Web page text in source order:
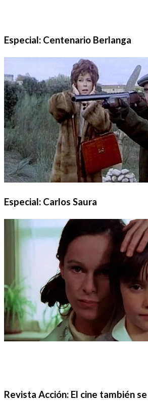
Especial: Centenario Berlanga
Especial: Carlos Saura
Revista Acción: El cine también